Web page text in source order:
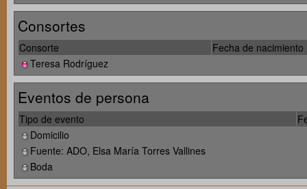
Consortes
Consorte
Fecha de nacimiento
Teresa Rodríguez
Eventos de persona
Tipo de evento
Domicilio
Fuente: ADO, Elsa María Torres Vallines
Boda